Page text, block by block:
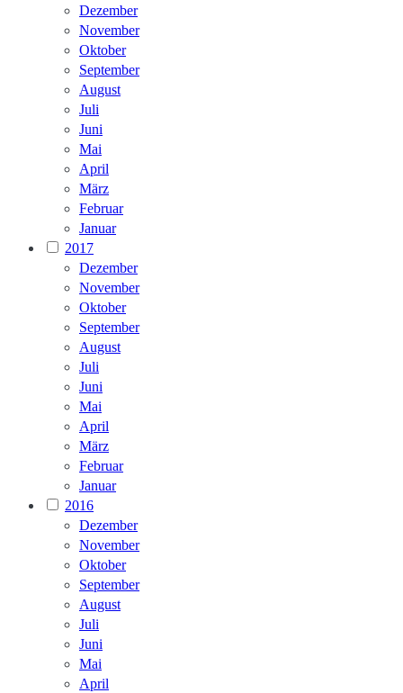
Dezember
November
Oktober
September
August
Juli
Juni
Mai
April
März
Februar
Januar
2017
Dezember
November
Oktober
September
August
Juli
Juni
Mai
April
März
Februar
Januar
2016
Dezember
November
Oktober
September
August
Juli
Juni
Mai
April